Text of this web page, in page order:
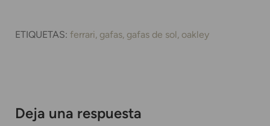
ETIQUETAS: ferrari gafas gafas de sol oakley
Deja una respuesta